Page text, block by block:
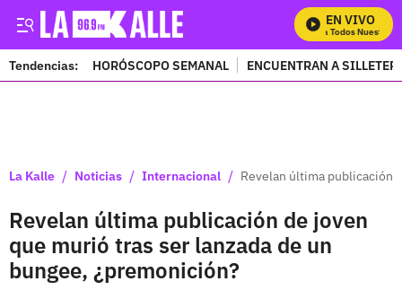
EN VIVO
Mira Todos Nuestros
Tendencias: HORÓSCOPO SEMANAL ENCUENTRAN A
La Kalle / Noticias / Internacional / Revelan última publicación
Revelan última publicación de joven
que murió tras ser lanzada de un
bungee, ¿premonición?